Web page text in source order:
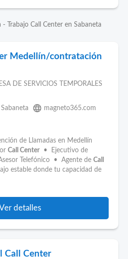
Trabajo Call Center en Sabaneta
Medellín/contratación
DE SERVICIOS TEMPORALES
language magneto365.com
de Llamadas en Medellín
Call Center • Ejecutivo de
Telefónico • Agente de Call
estable donde tu capacidad de
detalles
Call Center